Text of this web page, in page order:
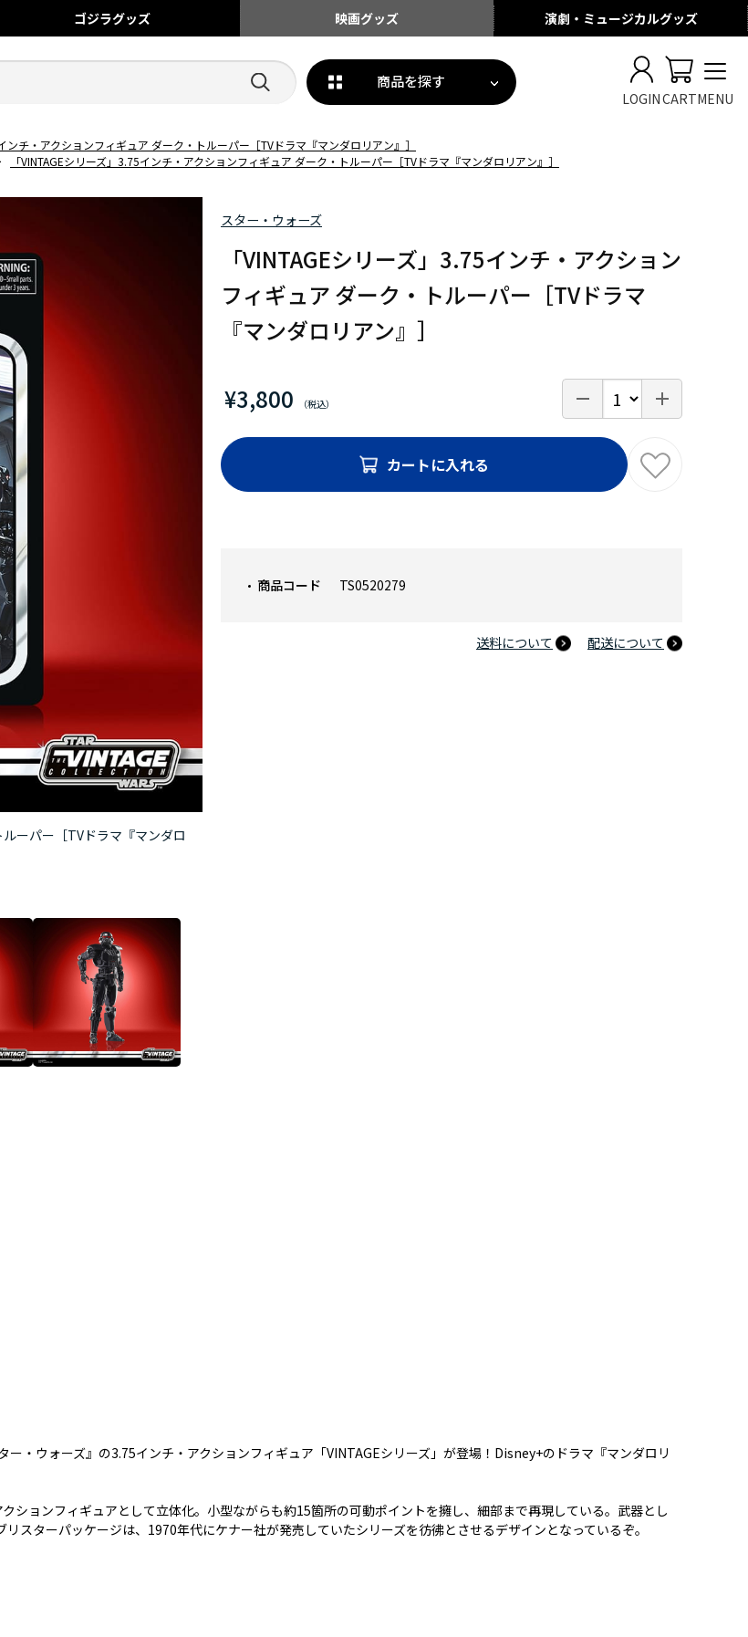
ゴジラグッズ 映画グッズ 演劇・ミュージカルグッズ
商品を探す
LOGINCARTMENU
ンチ・アクションフィギュア ダーク・トルーパー［TVドラマ『マンダロリアン』］
「VINTAGEシリーズ」3.75インチ・アクションフィギュア ダーク・トルーパー［TVドラマ『マンダロリアン』］
ーパー［TVドラマ『マンダロ
スター・ウォーズ
「VINTAGEシリーズ」3.75インチ・アクション
フィギュア ダーク・トルーパー［TVドラマ
『マンダロリアン』］
¥3,800
商品コード TS0520279
送料について 配送について
カートに入れる
・ウォーズ』の3.75インチ・アクションフィギュア「VINTAGEシリーズ」が登場！Disney+のドラマ『マンダロリ
ションフィギュアとして立体化。小型ながらも約15箇所の可動ポイントを擁し、細部まで再現している。武器とし
スターパッケージは、1970年代にケナー社が発売していたシリーズを彷彿とさせるデザインとなっているぞ。